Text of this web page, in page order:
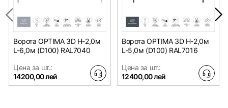
Ворота OPTIMA 3D H-2,0м
L-6,0м (D100) RAL7040
Цена за шт.:
14200,00 лей
Ворота OPTIMA 3D H-2,0м
L-5,0м (D100) RAL7016
Цена за шт.:
12400,00 лей